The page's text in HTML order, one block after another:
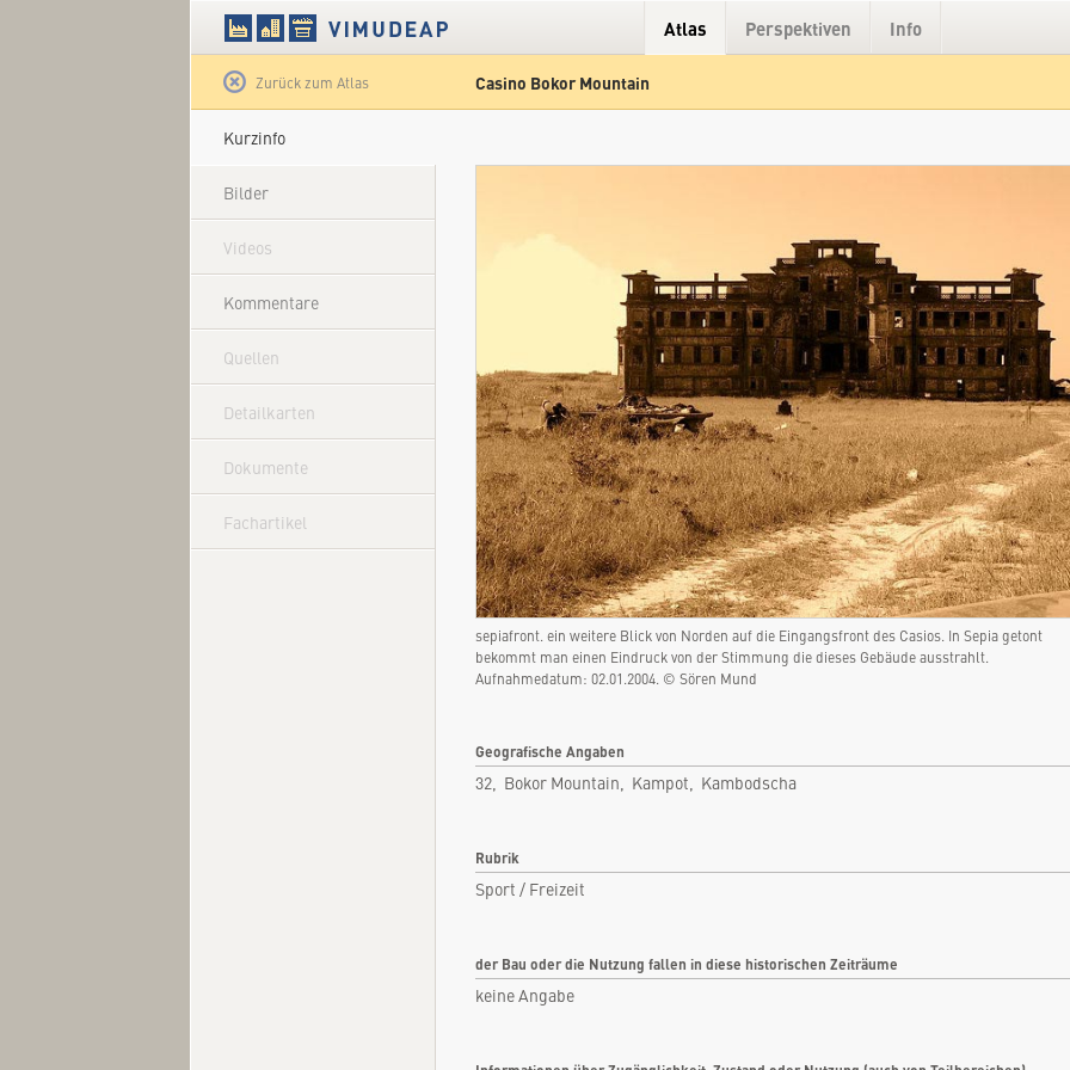
Atlas Perspektiven Info
Zurück zum Atlas Casino Bokor Mountain
Kurzinfo
Bilder
Videos
Kommentare
Quellen
Detailkarten
Dokumente
Fachartikel
sepiafront. ein weitere Blick von Norden auf die Eingangsfront des Casios. In Sepia getont
bekommt man einen Eindruck von der Stimmung die dieses Gebäude ausstrahlt.
Aufnahmedatum: 02.01.2004. © Sören Mund
Geografische Angaben
32, Bokor Mountain, Kampot, Kambodscha
Rubrik
Sport / Freizeit
der Bau oder die Nutzung fallen in diese historischen Zeiträume
keine Angabe
Satellit Hybrid Gelände
Casino Bokor Mountain
Bokor Mountain, Kampot, Kambodscha
Rubrik: Sport / Freizeit
Kurzinfo
Bilder
Fachartikel
Videos
Quellen
Detailkarten